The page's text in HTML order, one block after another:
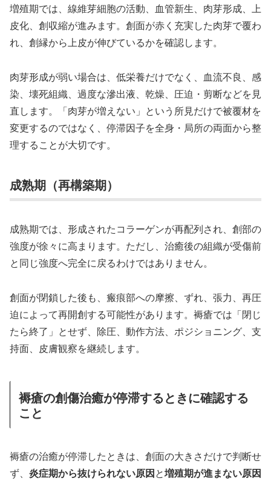
増殖期では、線維芽細胞の活動、血管新生、肉芽形成、上
皮化、創収縮が進みます。創面が赤く充実した肉芽で覆わ
れ、創縁から上皮が伸びているかを確認します。
肉芽形成が弱い場合は、低栄養だけでなく、血流不良、感
染、壊死組織、過度な滲出液、乾燥、圧迫・剪断などを見
直します。「肉芽が増えない」という所見だけで被覆材を
変更するのではなく、停滞因子を全身・局所の両面から整
理することが大切です。
成熟期（再構築期）
成熟期では、形成されたコラーゲンが再配列され、創部の
強度が徐々に高まります。ただし、治癒後の組織が受傷前
と同じ強度へ完全に戻るわけではありません。
創面が閉鎖した後も、瘢痕部への摩擦、ずれ、張力、再圧
迫によって再開創する可能性があります。褥瘡では「閉じ
たら終了」とせず、除圧、動作方法、ポジショニング、支
持面、皮膚観察を継続します。
褥瘡の創傷治癒が停滞するときに確認する
こと
褥瘡の治癒が停滞したときは、創面の大きさだけで判断せ
ず、 炎症期から抜けられない原因と増殖期が進まない原因